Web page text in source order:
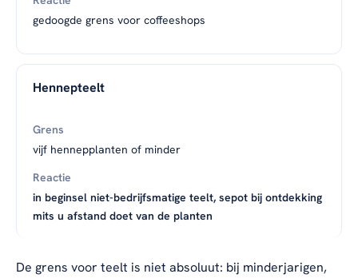
gedoogde grens voor coffeeshops
Hennepteelt
vijf hennepplanten of minder
in beginsel niet-bedrijfsmatige teelt, sepot bij ontdekking
mits u afstand doet van de planten
De grens voor teelt is niet absoluut: bij minderjarigen,